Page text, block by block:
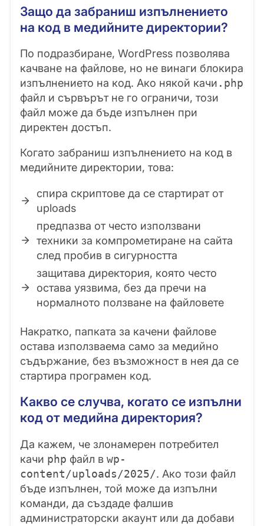
Защо да забраниш изпълнението
на код в медийните директории?
По подразбиране, WordPress позволява
качване на файлове, но не винаги блокира
изпълнението на код. Ако някой качи .php
файл и сървърът не го ограничи, този
файл може да бъде изпълнен при
директен достъп.
Когато забраниш изпълнението на код в
медийните директории, това:
спира скриптове да се стартират от
uploads
предпазва от често използвани
техники за компрометиране на сайта
след пробив в сигурността
защитава директория, която често
остава уязвима, без да пречи на
нормалното ползване на файловете
Накратко, папката за качени файлове
остава използваема само за медийно
съдържание, без възможност в нея да се
стартира програмен код.
Какво се случва, когато се изпълни
код от медийна директория?
Да кажем, че злонамерен потребител
качи php файл в wp-
content/uploads/2025/. Ако този файл
бъде изпълнен, той може да изпълни
команди, да създаде фалшив
администраторски акаунт или да добави